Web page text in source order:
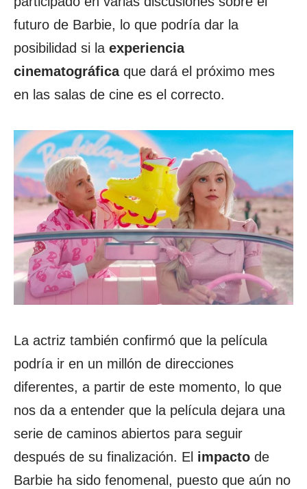
futuro de Barbie, lo que podría dar la
posibilidad si la experiencia
cinematográficaque dará el próximo mes
en las salas de cine es el correcto.
La actriz también confirmó que la película
podría ir en un millón de direcciones
diferentes, a partir de este momento, lo que
nos da a entender que la película dejara una
serie de caminos abiertos para seguir
después de su finalización. El impacto de
Barbie ha sido fenomenal, puesto que aún no